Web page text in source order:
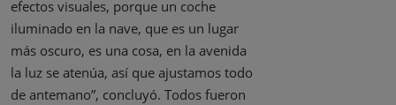
efectos visuales, porque un coche
iluminado en la nave, que es un lugar
más oscuro, es una cosa, en la avenida
la luz se atenúa, así que ajustamos todo
de antemano”, concluyó. Todos fueron